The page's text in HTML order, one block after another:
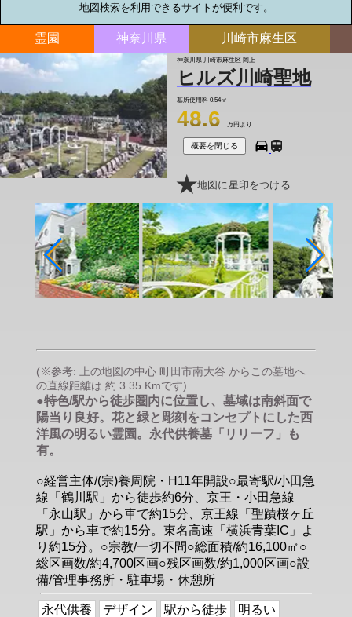
地図検索を利用できるサイトが便利です。
霊園 神奈川県 川崎市麻生区
神奈川県 川崎市麻生区 岡上
ヒルズ川崎聖地
墓所使用料 0.54㎡
48.6 万円より
概要を閉じる
地図に星印をつける
(※参考: 上の地図の中心 町田市南大谷 からこの墓地へ
の直線距離は 約 3.35 Kmです)
●特色/駅から徒歩圏内に位置し、墓域は南斜面で
陽当り良好。花と緑と彫刻をコンセプトにした西
洋風の明るい霊園。永代供養墓「リリーフ」も
有。
○経営主体/(宗)養周院・H11年開設○最寄駅/小田急
線「鶴川駅」から徒歩約6分、京王・小田急線
「永山駅」から車で約15分、京王線「聖蹟桜ヶ丘
駅」から車で約15分。東名高速「横浜青葉IC」よ
り約15分。○宗教/一切不問○総面積/約16,100㎡○
総区画数/約4,700区画○残区画数/約1,000区画○設
備/管理事務所・駐車場・休憩所
永代供養 デザイン 駅から徒歩 明るい